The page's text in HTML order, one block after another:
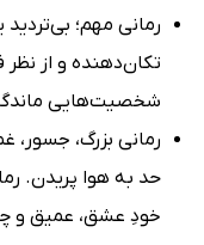
رمانی مهم؛
تکان‌دهنده و از نظر
شخصیت‌هایی
رمانی بزرگ، جسور،
حد به هوا پریدن.
خودِ عشق، عمیق و